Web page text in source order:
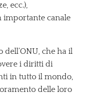
ecc.),
importante canale
dell’ONU, che ha il
i diritti di
in tutto il mondo,
delle loro